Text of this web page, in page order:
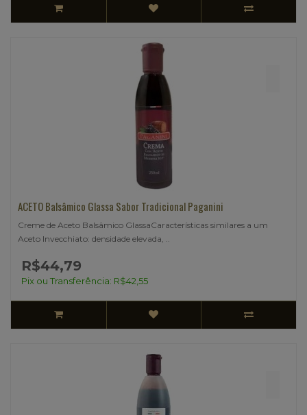
ACETO Balsâmico Glassa Sabor Tradicional Paganini
Creme de Aceto Balsâmico GlassaCaracterísticas similares a um
Aceto Invecchiato: densidade elevada, ..
R$44,79
Pix ou Transferência: R$42,55